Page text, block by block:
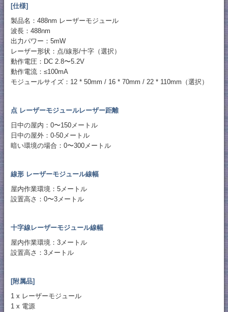
[仕様]
製品名：488nm レーザーモジュール
波長：488nm
出力パワー：5mW
レーザー形状：点/線形/十字（選択）
動作電圧：DC 2.8〜5.2V
動作電流：≤100mA
モジュールサイズ：12 * 50mm / 16 * 70mm / 22 * 110mm（選択）
点 レーザーモジュールレーザー距離
日中の屋内：0〜150メートル
日中の屋外：0-50メートル
暗い環境の場合：0〜300メートル
線形 レーザーモジュール線幅
屋内作業環境：5メートル
設置高さ：0〜3メートル
十字線レーザーモジュール線幅
屋内作業環境：3メートル
設置高さ：3メートル
[附属品]
1 x レーザーモジュール
1 x 電源